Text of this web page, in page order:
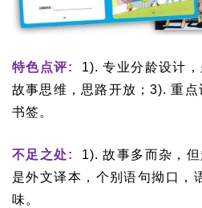
特色点评:
1). 专业分龄设计
故事思维，思路开放；3). 重
书签。
不足之处:
1). 故事多而杂，
是外文译本，个别语句拗口，
味。